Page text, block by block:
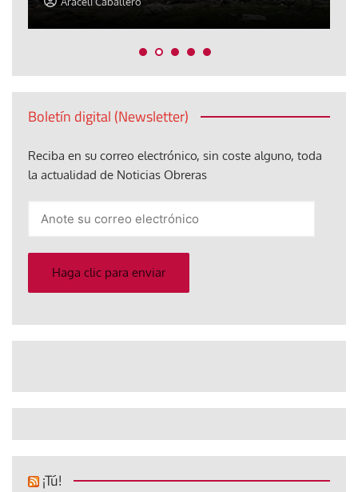
Boletín digital (Newsletter)
Reciba en su correo electrónico, sin coste alguno, toda
la actualidad de Noticias Obreras
electrónico
Haga clic para enviar
¡Tú!